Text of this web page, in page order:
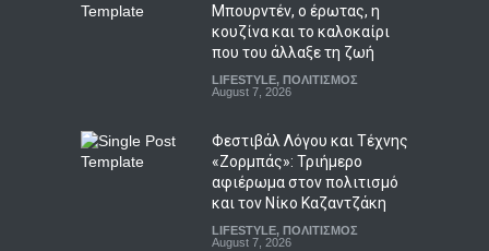
Μπουρντέν, ο έρωτας, η
κουζίνα και το καλοκαίρι
που του άλλαξε τη ζωή
LIFESTYLE, ΠΟΛΙΤΙΣΜΟΣ
August 7, 2026
Φεστιβάλ Λόγου και Τέχνης
«Ζορμπάς»: Τριήμερο
αφιέρωμα στον πολιτισμό
και τον Νίκο Καζαντζάκη
LIFESTYLE, ΠΟΛΙΤΙΣΜΟΣ
August 7, 2026